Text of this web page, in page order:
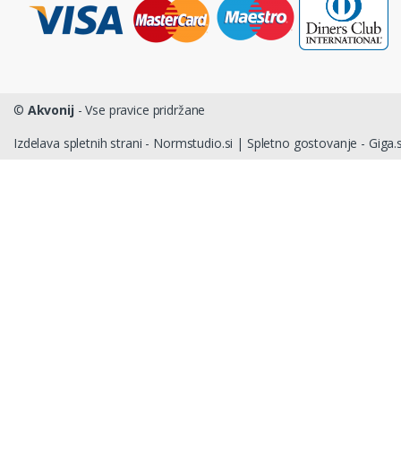
© Akvonij- Vse pravice pridržane
Izdelava spletnih strani - Normstudio.si | Spletno gostovanje -